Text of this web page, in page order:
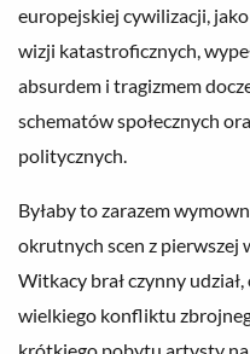
europejskiej cywilizacji,
wizji katastroficznych,
absurdem i tragizmem
schematów społecznych
politycznych.
Byłaby to zarazem
okrutnych scen z
Witkacy brał czynny
wielkiego konfliktu
krótkiego pobytu artysty